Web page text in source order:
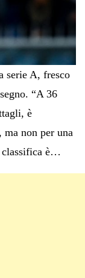
serie A, fresco
“A 36
è
non per una
classifica è…